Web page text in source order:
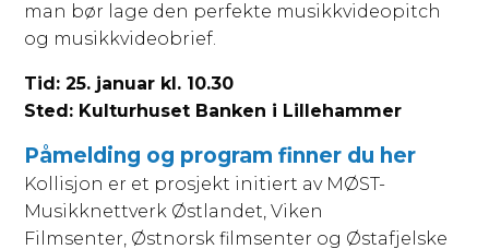
man bør lage den perfekte musikkvideopitch
og musikkvideobrief.
Tid: 25. januar kl. 10.30
Sted: Kulturhuset Banken i Lillehammer
Påmelding og program finner du her
Kollisjon er et prosjekt initiert av MØST-
Musikknettverk Østlandet, Viken
Filmsenter, Østnorsk filmsenter og Østafjelske